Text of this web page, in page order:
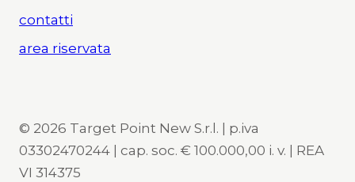
contatti
area riservata
© 2026 Target Point New S.r.l. | p.iva
03302470244 | cap. soc. € 100.000,00 i. v. | REA
VI 314375